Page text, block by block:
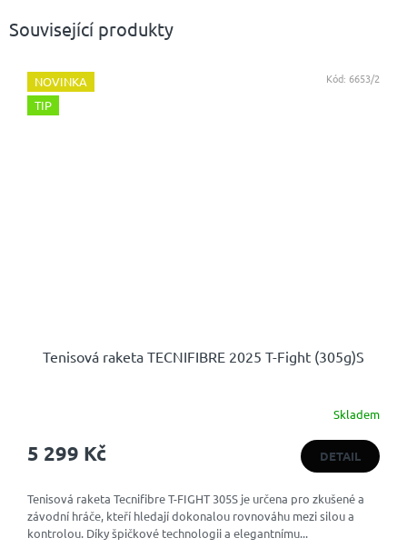
Související produkty
NOVINKA
TIP
Tenisová raketa TECNIFIBRE 2025 T-Fight (305g)S
Skladem
5 299 Kč DETAIL
Tenisová raketa Tecnifibre T-FIGHT 305S je určena pro zkušené a
závodní hráče, kteří hledají dokonalou rovnováhu mezi silou a
kontrolou. Díky špičkové technologii a elegantnímu...
Kód: 6653/2